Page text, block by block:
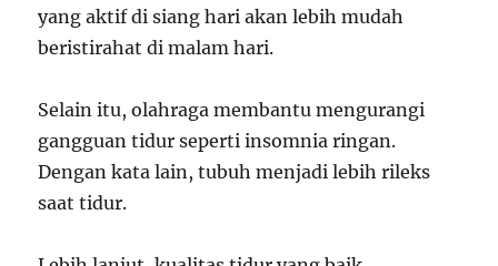
yang aktif di siang hari akan lebih mudah
beristirahat di malam hari.
Selain itu, olahraga membantu mengurangi
gangguan tidur seperti insomnia ringan.
Dengan kata lain, tubuh menjadi lebih rileks
saat tidur.